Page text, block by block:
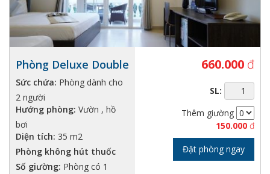
Phòng Deluxe Double
Sức chứa: Phòng dành cho
2 người
Hướng phòng: Vườn , hồ
bơi
Diện tích: 35 m2
Phòng không hút thuốc
Số giường: Phòng có 1
660.000 đ
SL:
Thêm giường
150.000 đ
Đặt phòng ngay